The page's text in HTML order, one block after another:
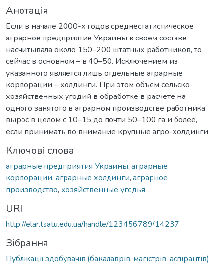
Анотація
Если в начале 2000-х годов среднестатистическое
аграрное предприятие Украины в своем составе
насчитывала около 150–200 штатных работников, то
сейчас в основном – в 40–50. Исключением из
указанного является лишь отдельные аграрные
корпорации – холдинги. При этом объем сельско-
хозяйственных угодий в обработке в расчете на
одного занятого в аграрном производстве работника
вырос в целом с 10–15 до почти 50–100 га и более,
если принимать во внимание крупные агро-холдинги
Ключові слова
аграрные предприятия Украины, аграрные
корпорации, аграрные холдинги, аграрное
производство, хозяйственные угодья
URI
http://elar.tsatu.edu.ua/handle/123456789/14237
Зібрання
Публікації здобувачів (бакалаврів. магістрів, аспірантів)